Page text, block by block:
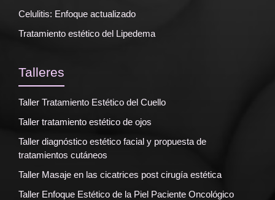
Celulitis: Enfoque actualizado
Tratamiento estético del Lipedema
Talleres
Taller Tratamiento Estético del Cuello
Taller tratamiento estético de ojos
Taller diagnóstico estético facial y propuesta de
tratamientos cutáneos
Taller Masaje en las cicatrices post cirugía estética
Taller Enfoque Estético de la Piel Paciente Oncológico